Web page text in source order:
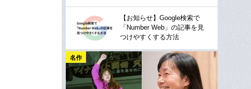
【お知らせ】Google検索で
「Number Web」の記事を見
つけやすくする方法
名作